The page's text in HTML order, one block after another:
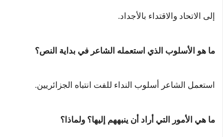
إلى الاتحاد والاقتداء بالأجداد.
ما هو الأسلوب الذي استعمله الشاعر في بداية النص؟
استعمل الشاعر أسلوب النداء للفت انتباه الجزائريين.
ما هي الأمور التي أراد أن ينبههم إليها؟ ولماذا؟